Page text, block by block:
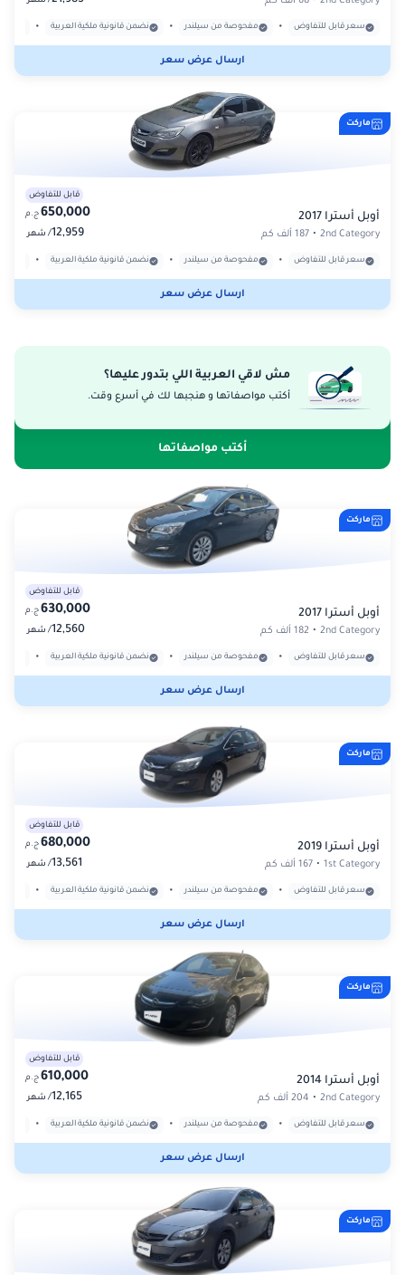
سعر قابل للتفاوض • مفحوصة من سيلندر • نضمن قانونية ملكية العربية •
ارسال عرض سعر
ماركت
أوبل أسترا 2017
2nd Category
• 187 ألف كم
قابل للتفاوض
650,000 ج.م
12,959
/ شهر
سعر قابل للتفاوض • مفحوصة من سيلندر • نضمن قانونية ملكية العربية •
ارسال عرض سعر
مش لاقي العربية اللي بتدور عليها؟
أكتب مواصفاتها و هنجبها لك في أسرع وقت.
أكتب مواصفاتها
ماركت
أوبل أسترا 2017
2nd Category
• 182 ألف كم
قابل للتفاوض
630,000 ج.م
12,560
/ شهر
سعر قابل للتفاوض • مفحوصة من سيلندر • نضمن قانونية ملكية العربية •
ارسال عرض سعر
ماركت
أوبل أسترا 2019
1st Category
• 167 ألف كم
قابل للتفاوض
680,000 ج.م
13,561
/ شهر
سعر قابل للتفاوض • مفحوصة من سيلندر • نضمن قانونية ملكية العربية •
ارسال عرض سعر
ماركت
أوبل أسترا 2014
2nd Category
• 204 ألف كم
قابل للتفاوض
610,000 ج.م
12,165
/ شهر
سعر قابل للتفاوض • مفحوصة من سيلندر • نضمن قانونية ملكية العربية •
ارسال عرض سعر
ماركت